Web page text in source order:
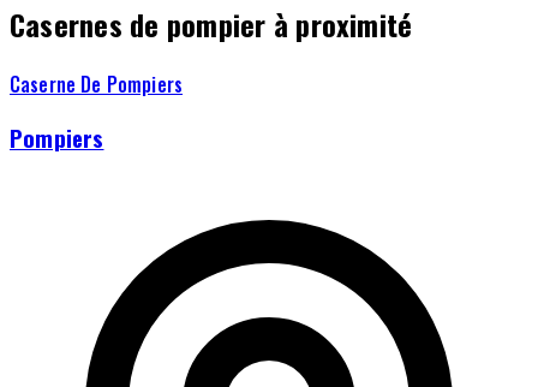
Casernes de pompier à proximité
Caserne De Pompiers
Pompiers